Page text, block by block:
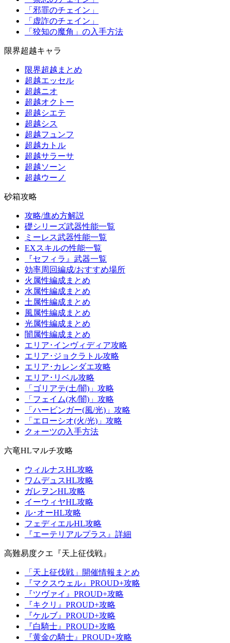
「邪罪のチェイン」
「虚詐のチェイン」
「狡知の魔角」の入手方法
限界超越キャラ
限界超越まとめ
超越エッセル
超越ニオ
超越オクトー
超越シエテ
超越シス
超越フュンフ
超越カトル
超越サラーサ
超越ソーン
超越ウーノ
砂箱攻略
攻略/進め方解説
礎シリーズ武器性能一覧
ミーレス武器性能一覧
EXスキルの性能一覧
『セフィラ』武器一覧
効率周回編成/おすすめ場所
火属性編成まとめ
水属性編成まとめ
土属性編成まとめ
風属性編成まとめ
光属性編成まとめ
闇属性編成まとめ
エリア･インヴィディア攻略
エリア･ジョクラトル攻略
エリア･カレンダエ攻略
エリア･リベル攻略
「ゴリアテ(土/闇)」攻略
「フェイム(水/闇)」攻略
「ハービンガー(風/光)」攻略
「エローシオ(火/光)」攻略
クォーツの入手方法
六竜HLマルチ攻略
ウィルナスHL攻略
ワムデュスHL攻略
ガレヲンHL攻略
イーウィヤHL攻略
ル･オーHL攻略
フェディエルHL攻略
『エーテリアルプラス』詳細
高難易度クエ『天上征伐戦』
「天上征伐戦」開催情報まとめ
『マクスウェル』PROUD+攻略
『ツヴァイ』PROUD+攻略
『キクリ』PROUD+攻略
『ケルブ』PROUD+攻略
『白騎士』PROUD+攻略
『黄金の騎士』PROUD+攻略